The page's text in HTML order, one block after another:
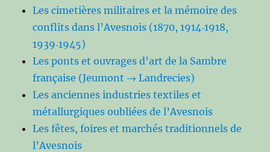
Les cimetières militaires et la mémoire des
conflits dans l’Avesnois (1870, 1914‑1918,
1939‑1945)
Les ponts et ouvrages d’art de la Sambre
française (Jeumont → Landrecies)
Les anciennes industries textiles et
métallurgiques oubliées de l’Avesnois
Les fêtes, foires et marchés traditionnels de
l’Avesnois